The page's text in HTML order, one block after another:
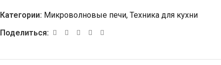
Категории: Микроволновые печи, Техника для кухни
Поделиться: